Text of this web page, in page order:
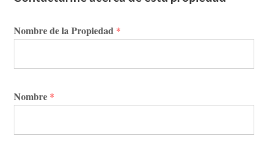
Nombre de la Propiedad *
Nombre *